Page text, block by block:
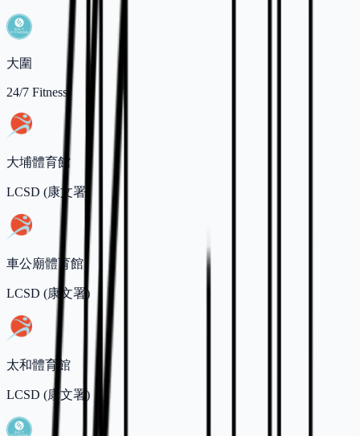
大圍
24/7 Fitness
大埔體育館
LCSD (康文署)
車公廟體育館
LCSD (康文署)
太和體育館
LCSD (康文署)